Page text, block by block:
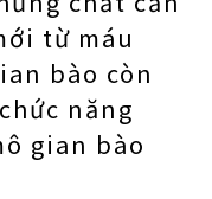
từ máu
bào còn
năng
gian bào